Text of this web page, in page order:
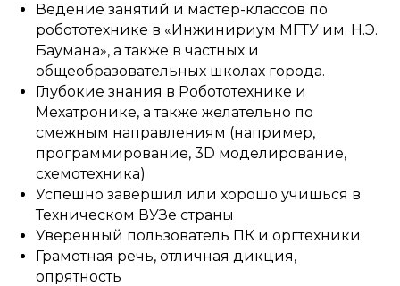
Ведение занятий и мастер-классов по
робототехнике в «Инжинириум МГТУ им. Н.Э.
Баумана», а также в частных и
общеобразовательных школах города.
Глубокие знания в Робототехнике и
Мехатронике, а также желательно по
смежным направлениям (например,
программирование, 3D моделирование,
схемотехника)
Успешно завершил или хорошо учишься в
Техническом ВУЗе страны
Уверенный пользователь ПК и оргтехники
Грамотная речь, отличная дикция,
опрятность